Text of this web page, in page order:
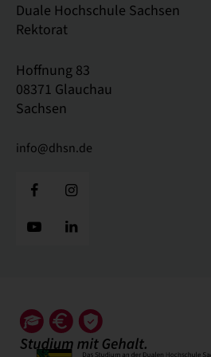
Duale Hochschule Sachsen
Rektorat
Hoffnung 83
08371 Glauchau
Sachsen
info@dhsn.de